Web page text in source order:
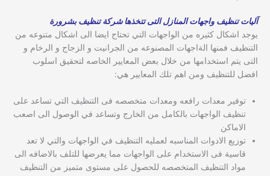
آليات تنظيف واجهات المنازل التى تتخذها شركة تنظيف بشرورة
يوجد اشكال كثيره من الواجهات التي تحتاج ايضا الى اشكال متنوعه من
التنظيف فمنها الةاجهات المصنوعه من الجرانيت و الزجاج و الرخام و
التى يتم استخدامها من خلال بعض المعايير الخاصه لتحقيق اسلوب
افضل للتنظيف ومن اهم تلك المعايير هي:
توفير معدات رافعه ومعدات متخصصه فى التنظيف التي تساعد على
تنظيف الواجهات بالكامل من الخارج وتساعد في الوصول الى اصعب
الاماكن
توزيع الادوات المناسبه لعمليه التنظيف في الواجهات والتي لا تعد
قاسية فى الاستخدام على الواجهات مما يعرضها للتلف بالاضافه الى
مواد التنظيف المتخصصه للحصول على مستوى متميز من التنظيف